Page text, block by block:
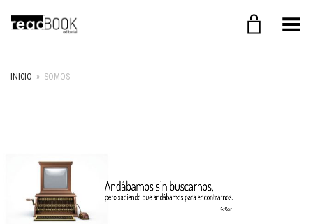
Menú
INICIO » SOMOS